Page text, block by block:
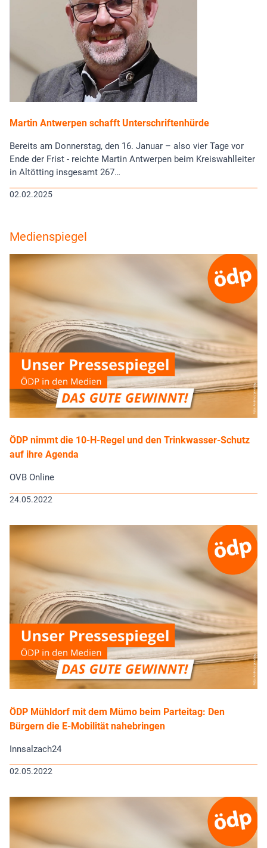
Martin Antwerpen schafft Unterschriftenhürde
Bereits am Donnerstag, den 16. Januar – also vier Tage vor
Ende der Frist - reichte Martin Antwerpen beim Kreiswahlleiter
in Altötting insgesamt 267…
02.02.2025
Medienspiegel
ÖDP nimmt die 10-H-Regel und den Trinkwasser-Schutz
auf ihre Agenda
OVB Online
24.05.2022
ÖDP Mühldorf mit dem Mümo beim Parteitag: Den
Bürgern die E-Mobilität nahebringen
Innsalzach24
02.05.2022